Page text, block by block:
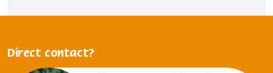
Direct contact?